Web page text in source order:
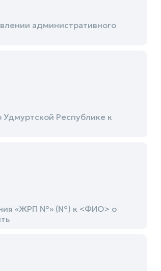
административного
Республике к
«ЖРП №» (№) к <ФИО> о